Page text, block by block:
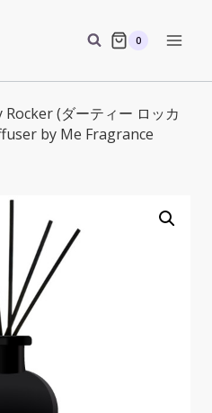
0
(ダーティー ロッカ
by Me Fragrance